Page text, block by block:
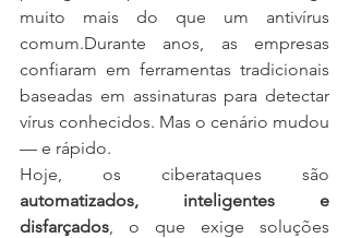
muito mais do que um antivírus
comum.Durante anos, as empresas
confiaram em ferramentas tradicionais
baseadas em assinaturas para detectar
vírus conhecidos. Mas o cenário mudou
— e rápido.
automatizados, inteligentes e
disfarçados, o que exige soluções